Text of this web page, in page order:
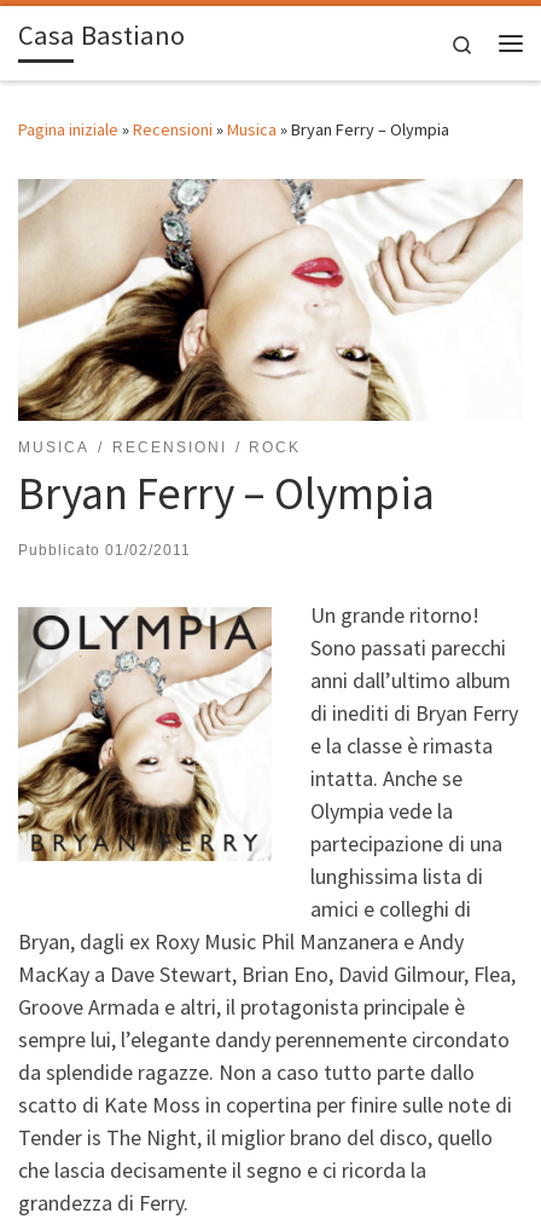
Passa al contenuto
Casa Bastiano
Search
Pagina iniziale »Recensioni »Musica »Bryan Ferry – Olympia
MUSICA RECENSIONI ROCK
Bryan Ferry – Olympia
Pubblicato 01/02/2011
Un grande ritorno!
Sono passati parecchi
anni dall’ultimo album
di inediti di Bryan Ferry
e la classe è rimasta
intatta. Anche se
Olympia vede la
partecipazione di una
lunghissima lista di
amici e colleghi di
Bryan, dagli ex Roxy Music Phil Manzanera e Andy
MacKay a Dave Stewart, Brian Eno, David Gilmour, Flea,
Groove Armada e altri, il protagonista principale è
sempre lui, l’elegante dandy perennemente circondato
da splendide ragazze. Non a caso tutto parte dallo
scatto di Kate Moss in copertina per finire sulle note di
Tender is The Night, il miglior brano del disco, quello
che lascia decisamente il segno e ci ricorda la
grandezza di Ferry.